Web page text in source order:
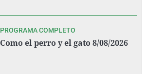
PROGRAMA COMPLETO
Como el perro y el gato 8/08/2026